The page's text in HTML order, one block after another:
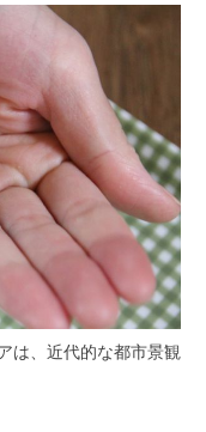
は、近代的な都市景観